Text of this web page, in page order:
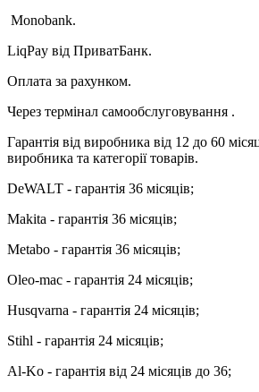
Monobank.
LiqPay від ПриватБанк.
Оплата за рахунком.
Через термінал самообслуговування .
Гарантія від виробника від 12 до 60
виробника та категорії товарів.
DeWALT - гарантія 36 місяців;
Makita - гарантія 36 місяців;
Metabo - гарантія 36 місяців;
Oleo-mac - гарантія 24 місяців;
Husqvarna - гарантія 24 місяців;
Stihl - гарантія 24 місяців;
Al-Ko - гарантія від 24 місяців до 36;